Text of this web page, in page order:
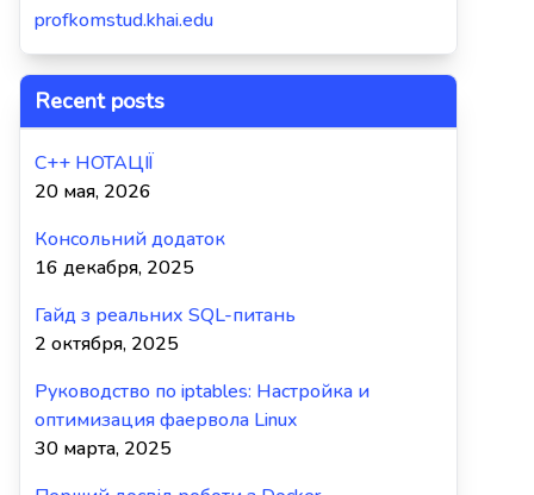
profkomstud.khai.edu
Recent posts
C++ НОТАЦІЇ
20 мая, 2026
Консольний додаток
16 декабря, 2025
Гайд з реальних SQL-питань
2 октября, 2025
Руководство по iptables: Настройка и
оптимизация фаервола Linux
30 марта, 2025